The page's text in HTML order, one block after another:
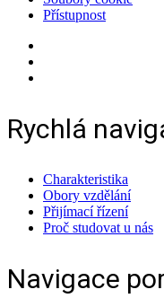
Přístupnost
Rychlá
Charakteristika
Obory vzdělání
Přijímací řízení
Proč studovat u nás
Navigace